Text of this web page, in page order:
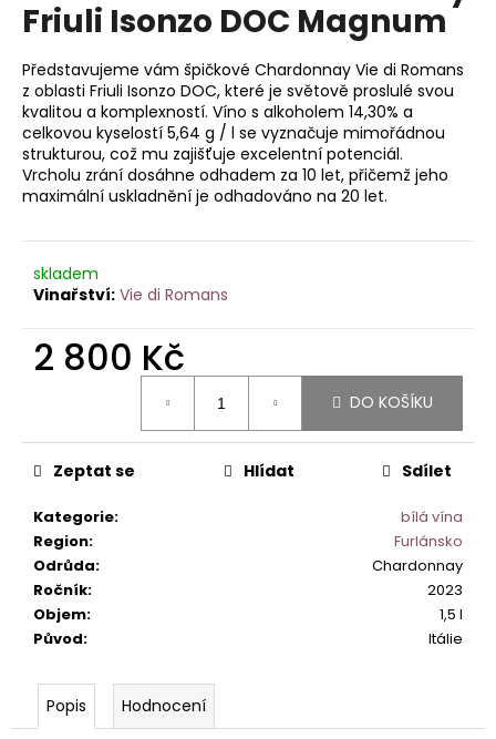
0,0
5
hvězdiček.
Friuli Isonzo DOC Magnum
Představujeme vám špičkové Chardonnay Vie di Romans
z oblasti Friuli Isonzo DOC, které je světově proslulé svou
kvalitou a komplexností. Víno s alkoholem 14,30% a
celkovou kyselostí 5,64 g / l se vyznačuje mimořádnou
strukturou, což mu zajišťuje excelentní potenciál.
Vrcholu zrání dosáhne odhadem za 10 let, přičemž jeho
maximální uskladnění je odhadováno na 20 let.
skladem
Vie di Romans
2 800 Kč
DO KOŠÍKU
Kategorie:
bílá vína
Region:
Furlánsko
Odrůda:
Chardonnay
Ročník:
2023
Objem:
1,5 l
Původ: Itálie
Zeptat se Hlídat Sdílet
Popis Hodnocení
a
j
í
t
?
D
o
r
u
u
e
m
e
MONTEPULCIANO
´ABRUZZO